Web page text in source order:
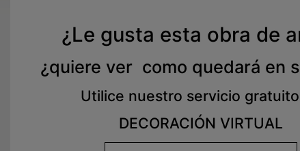
¿Le gusta esta obra de
¿quiere ver como quedará en
Utilice nuestro servicio
DECORACIÓN VIRTUAL